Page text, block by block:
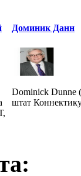
Доминик Данн
Dominick Dunne
штат